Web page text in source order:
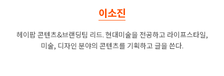
이소진
헤이팝 콘텐츠&브랜딩팀 리드. 현대미술을 전공하고 라이프스타일,
미술, 디자인 분야의 콘텐츠를 기획하고 글을 쓴다.